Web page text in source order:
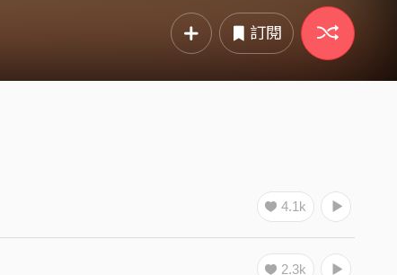
訂閱
4.1k
2.3k